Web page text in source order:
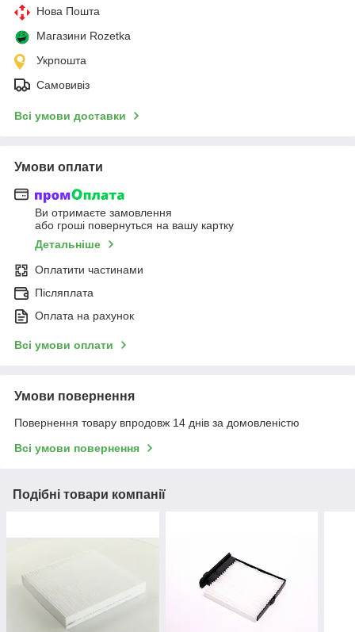
Нова Пошта
Магазини Rozetka
Укрпошта
Самовивіз
Всі умови доставки
Умови оплати
Ви отримаєте замовлення
або гроші повернуться на вашу картку
Детальніше
Оплатити частинами
Післяплата
Оплата на рахунок
Всі умови оплати
Умови повернення
Повернення товару впродовж 14 днів за домовленістю
Всі умови повернення
Подібні товари компанії